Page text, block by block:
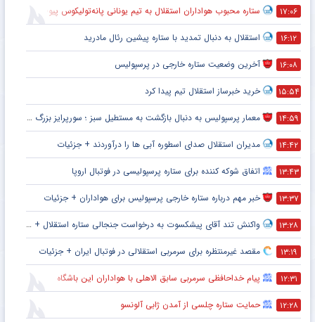
۱۷:۰۶ ستاره محبوب هواداران استقلال به تیم یونانی پانه‌تولیکوس پیوست
۱۶:۱۲ استقلال به دنبال تمدید با ستاره پیشین رئال مادرید
۱۶:۰۸ آخرین وضعیت ستاره خارجی در پرسپولیس
۱۵:۵۴ خرید خبرساز استقلال تیم پیدا کرد
۱۴:۵۹ معمار پرسپولیس به دنبال بازگشت به مستطیل سبز ؛ سورپرایز بزرگ در راه است ؟ + جزئیات
۱۴:۴۲ مدیران استقلال صدای اسطوره آبی ها را درآوردند + جزئیات
۱۳:۴۳ اتفاق شوکه کننده برای ستاره پرسپولیسی در فوتبال اروپا
۱۳:۳۷ خبر مهم درباره ستاره خارجی پرسپولیس برای هواداران + جزئیات
۱۳:۲۸ واکنش تند آقای پیشکسوت به درخواست جنجالی ستاره استقلال + جزئیات
۱۳:۱۹ مقصد غیرمنتظره برای سرمربی استقلالی در فوتبال ایران + جزئیات
۱۲:۳۱ پیام خداحافظی سرمربی سابق الاهلی با هواداران این باشگاه
۱۲:۲۸ حمایت ستاره چلسی از آمدن ژابی آلونسو